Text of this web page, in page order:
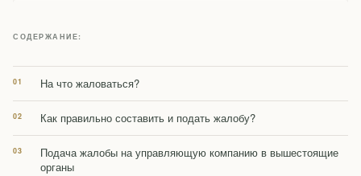
СОДЕРЖАНИЕ:
На что жаловаться?
Как правильно составить и подать жалобу?
Подача жалобы на управляющую компанию в вышестоящие
органы